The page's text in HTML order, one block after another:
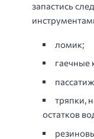
запастись
ломик;
гаечные
тряпки,
остатков